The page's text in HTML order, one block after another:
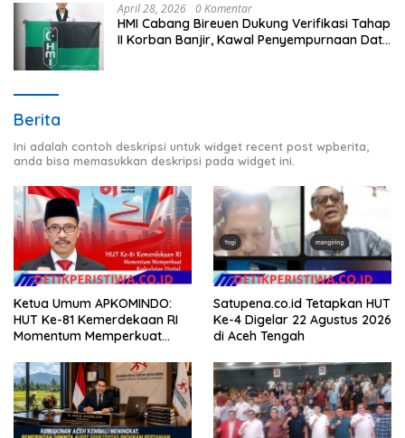
April 28, 2026 0 Komentar
HMI Cabang Bireuen Dukung Verifikasi Tahap
II Korban Banjir, Kawal Penyempurnaan Data
Berita
Ini adalah contoh deskripsi untuk widget recent post wpberita,
anda bisa memasukkan deskripsi pada widget ini.
Ketua Umum APKOMINDO:
HUT Ke-81 Kemerdekaan RI
Momentum Memperkuat
Teknologi, dan Kepastian
Hukum Menuju Indonesia
Emas 2045
Satupena.co.id Tetapkan HUT
Ke-4 Digelar 22 Agustus 2026
di Aceh Tengah